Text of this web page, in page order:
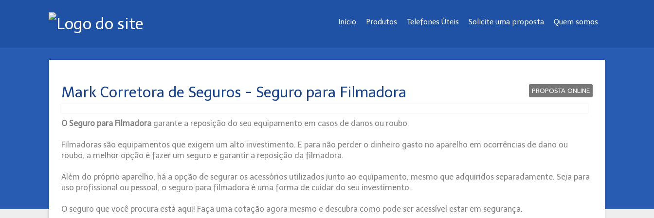
Início Produtos Telefones Úteis Solicite uma proposta Quem somos
PROPOSTA ONLINE
Mark Corretora de Seguros - Seguro para Filmadora
O Seguro para Filmadora garante a reposição do seu equipamento em casos de danos ou roubo.
Filmadoras são equipamentos que exigem um alto investimento. E para não perder o dinheiro gasto no aparelho em ocorrências de dano ou
roubo, a melhor opção é fazer um seguro e garantir a reposição da filmadora.
Além do próprio aparelho, há a opção de segurar os acessórios utilizados junto ao equipamento, mesmo que adquiridos separadamente. Seja para
uso profissional ou pessoal, o seguro para filmadora é uma forma de cuidar do seu investimento.
O seguro que você procura está aqui! Faça uma cotação agora mesmo e descubra como pode ser acessível estar em segurança.